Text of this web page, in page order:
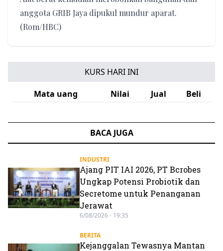
anggota GRIB Jaya dipukul mundur aparat.
(Rom/HBC)
KURS HARI INI
Mata uang
Nilai Jual Beli
BACA JUGA
INDUSTRI
Ajang PIT IAI 2026, PT Bcrobes
Ungkap Potensi Probiotik dan
Secretome untuk Penanganan
Jerawat
6/08/2026 - 19:35
BERITA
Kejanggalan Tewasnya Mantan